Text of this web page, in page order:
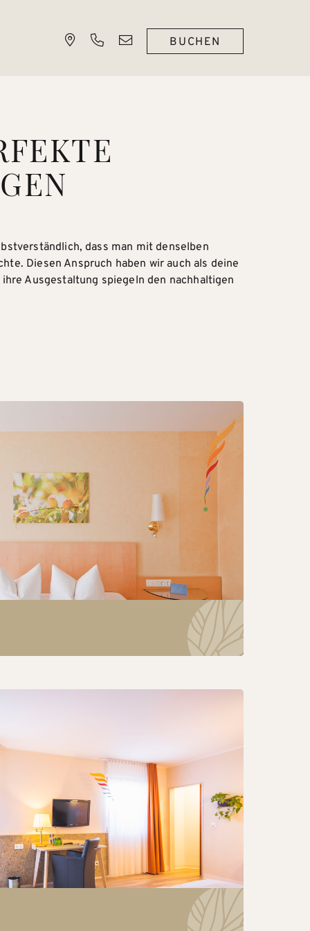
BUCHEN
dass man mit denselben
Diesen Anspruch haben wir auch als deine
Ausgestaltung spiegeln den nachhaltigen